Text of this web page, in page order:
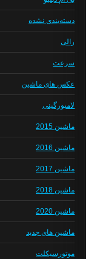
دسته‌بندی نشده
رالی
سرعت
عکس های ماشین
لامبورگینی
ماشین 2015
ماشین 2016
ماشین 2017
ماشین 2018
ماشین 2020
ماشین های جدید
موتورسیکلت